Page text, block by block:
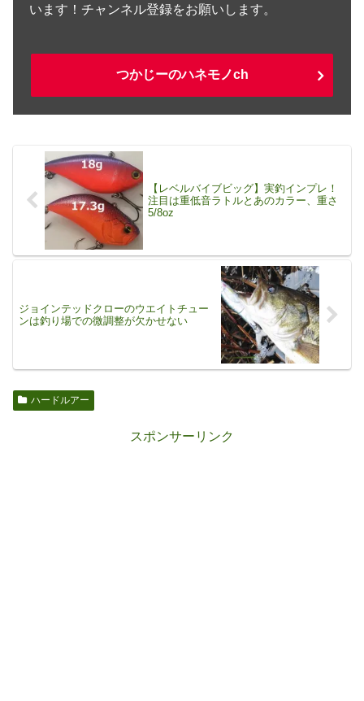
います！チャンネル登録をお願いします。
つかじーのハネモノch
【レベルバイブビッグ】実釣インプレ！
注目は重低音ラトルとあのカラー、重さ
5/8oz
ジョインテッドクローのウエイトチュー
ンは釣り場での微調整が欠かせない
ハードルアー
スポンサーリンク